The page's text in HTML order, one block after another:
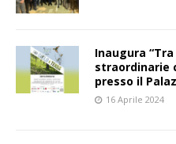
Inaugura
straordinarie
presso il
16 Aprile 2024